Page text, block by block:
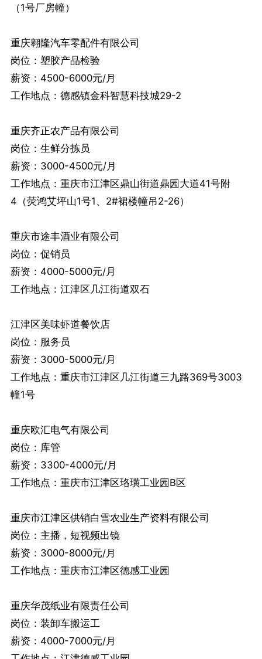
（1号厂房幢）
重庆翱隆汽车零配件有限公司
岗位：塑胶产品检验
薪资：4500-6000元/月
工作地点：德感镇金科智慧科技城29-2
重庆齐正农产品有限公司
岗位：生鲜分拣员
薪资：3000-4500元/月
工作地点：重庆市江津区鼎山街道鼎园大道41号附
4（荧鸿艾坪山1号1、2#裙楼幢吊2-26）
重庆市途丰酒业有限公司
岗位：促销员
薪资：4000-5000元/月
工作地点：江津区几江街道双石
江津区美味虾道餐饮店
岗位：服务员
薪资：3000-5000元/月
工作地点：重庆市江津区几江街道三九路369号3003
幢1号
重庆欧汇电气有限公司
岗位：库管
薪资：3300-4000元/月
工作地点：重庆市江津区珞璜工业园B区
重庆市江津区供销白雪农业生产资料有限公司
岗位：主播，短视频出镜
薪资：3000-8000元/月
工作地点：重庆市江津区德感工业园
重庆华茂纸业有限责任公司
岗位：装卸车搬运工
薪资：4000-7000元/月